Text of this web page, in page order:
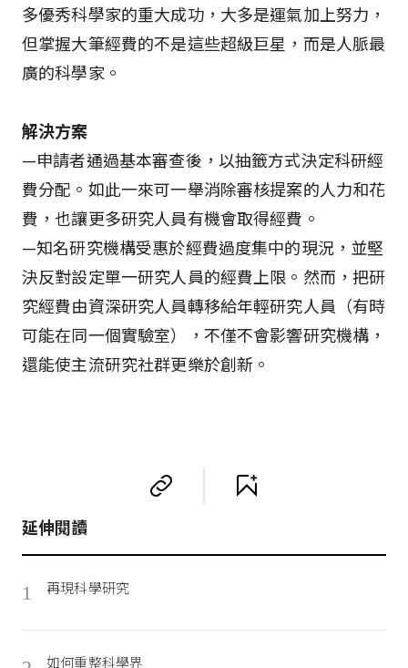
多優秀科學家的重大成功，大多是運氣加上努力，
但掌握大筆經費的不是這些超級巨星，而是人脈最
廣的科學家。
解決方案
—申請者通過基本審查後，以抽籤方式決定科研經
費分配。如此一來可一舉消除審核提案的人力和花
費，也讓更多研究人員有機會取得經費。
—知名研究機構受惠於經費過度集中的現況，並堅
決反對設定單一研究人員的經費上限。然而，把研
究經費由資深研究人員轉移給年輕研究人員（有時
可能在同一個實驗室），不僅不會影響研究機構，
還能使主流研究社群更樂於創新。
延伸閱讀
1 再現科學研究
如何重整科學界